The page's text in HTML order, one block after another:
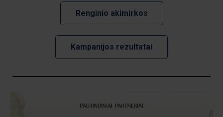
Renginio akimirkos
Kampanijos rezultatai